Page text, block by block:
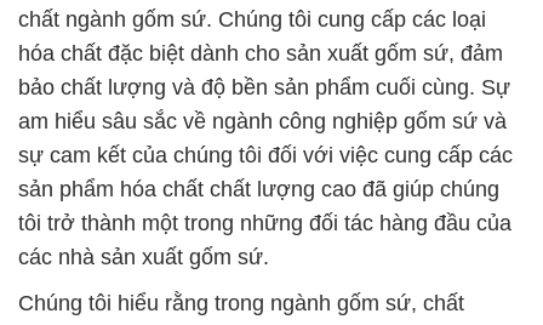
chất ngành gốm sứ. Chúng tôi cung cấp các loại
hóa chất đặc biệt dành cho sản xuất gốm sứ, đảm
bảo chất lượng và độ bền sản phẩm cuối cùng. Sự
am hiểu sâu sắc về ngành công nghiệp gốm sứ và
sự cam kết của chúng tôi đối với việc cung cấp các
sản phẩm hóa chất chất lượng cao đã giúp chúng
tôi trở thành một trong những đối tác hàng đầu của
các nhà sản xuất gốm sứ.
Chúng tôi hiểu rằng trong ngành gốm sứ, chất